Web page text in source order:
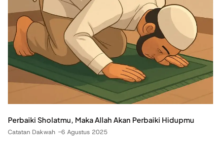
Perbaiki Sholatmu, Maka Allah Akan Perbaiki Hidupmu
Catatan Dakwah 6 Agustus 2025